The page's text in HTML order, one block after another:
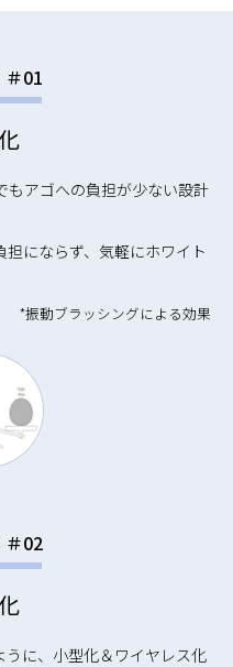
＃01
もアゴへの負担が少ない設計
にならず、気軽にホワイト
*振動ブラッシングによる効果
＃02
うに、小型化＆ワイヤレス化